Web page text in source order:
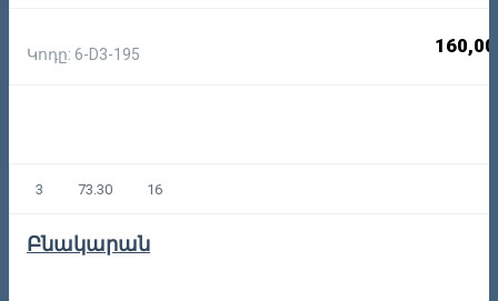
Կոդը: 6-D3-195
3 73.30 16
Բնակարան